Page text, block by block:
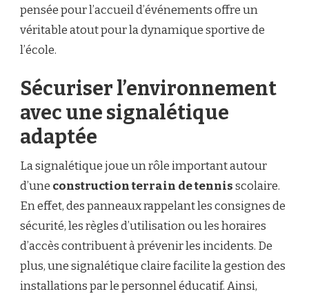
pensée pour l’accueil d’événements offre un
véritable atout pour la dynamique sportive de
l’école.
Sécuriser l’environnement
avec une signalétique
adaptée
La signalétique joue un rôle important autour
d’une construction terrain de tennisscolaire.
En effet, des panneaux rappelant les consignes de
sécurité, les règles d’utilisation ou les horaires
d’accès contribuent à prévenir les incidents. De
plus, une signalétique claire facilite la gestion des
installations par le personnel éducatif. Ainsi,